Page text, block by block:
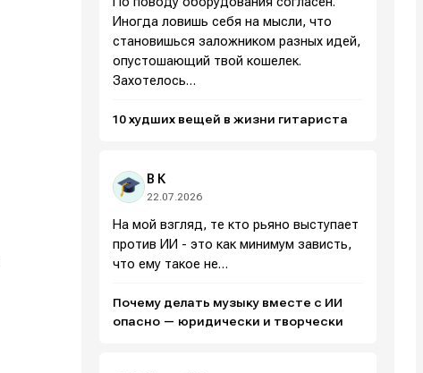
Иногда ловишь себя на мысли, что
становишься заложником разных идей,
опустошающий твой кошелек.
Захотелось…
10 худших вещей в жизни гитариста
В К
22.07.2026
На мой взгляд, те кто рьяно выступает
против ИИ - это как минимум зависть,
что ему такое не…
Почему делать музыку вместе с ИИ
опасно — юридически и творчески